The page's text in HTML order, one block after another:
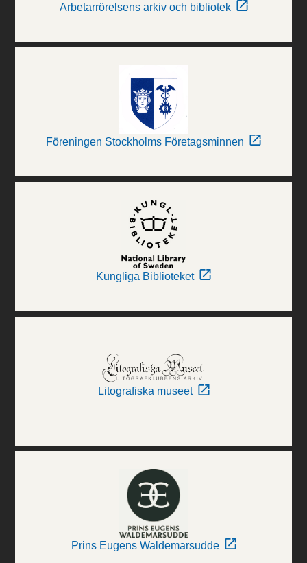
Arbetarrörelsens arkiv och bibliotek
Föreningen Stockholms Företagsminnen
Kungliga Biblioteket
Litografiska museet
Prins Eugens Waldemarsudde